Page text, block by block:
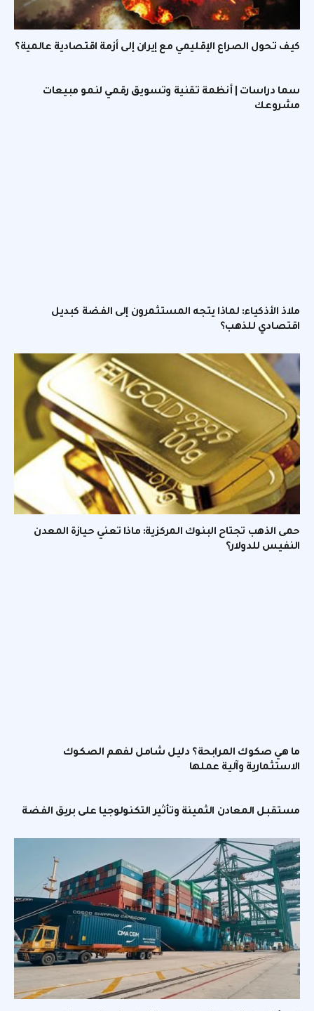
كيف تحول الصراع الإقليمي مع إيران إلى أزمة اقتصادية عالمية؟
سما دراسات | أنظمة تقنية وتسويق رقمي لنمو مبيعات
مشروعك
ملاذ الأذكياء: لماذا يتجه المستثمرون إلى الفضة كبديل
اقتصادي للذهب؟
حمى الذهب تجتاح البنوك المركزية: ماذا تعني حيازة المعدن
النفيس للدولار؟
ما هي صكوك المرابحة؟ دليل شامل لفهم الصكوك
الاستثمارية وآلية عملها
مستقبل المعادن الثمينة وتأثير التكنولوجيا على بريق الفضة